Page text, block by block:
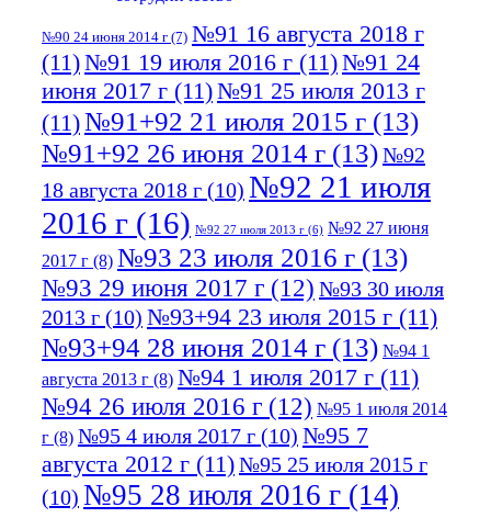
№90 24 июня 2014 г (7) №91 16 августа 2018 г
(11)№91 19 июля 2016 г (11)№91 24
июня 2017 г (11)№91 25 июля 2013 г
(11)№91+92 21 июля 2015 г (13)
№91+92 26 июня 2014 г (13)№92
18 августа 2018 г (10) №92 21 июля
2016 г (16) №92 27 июля 2013 г (6) №92 27 июня
2017 г (8) №93 23 июля 2016 г (13)
№93 29 июня 2017 г (12) №93 30 июля
2013 г (10) №93+94 23 июля 2015 г (11)
№93+94 28 июня 2014 г (13) №94 1
августа 2013 г (8) №94 1 июля 2017 г (11)
№94 26 июля 2016 г (12) №95 1 июля 2014
г (8) №95 4 июля 2017 г (10) №95 7
августа 2012 г (11)№95 25 июля 2015 г
(10) №95 28 июля 2016 г (14)